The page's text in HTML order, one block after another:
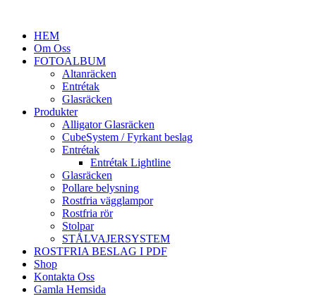
HEM
Om Oss
FOTOALBUM
Altanräcken
Entrétak
Glasräcken
Produkter
Alligator Glasräcken
CubeSystem / Fyrkant beslag
Entrétak
Entrétak Lightline
Glasräcken
Pollare belysning
Rostfria vägglampor
Rostfria rör
Stolpar
STÅLVAJERSYSTEM
ROSTFRIA BESLAG I PDF
Shop
Kontakta Oss
Gamla Hemsida